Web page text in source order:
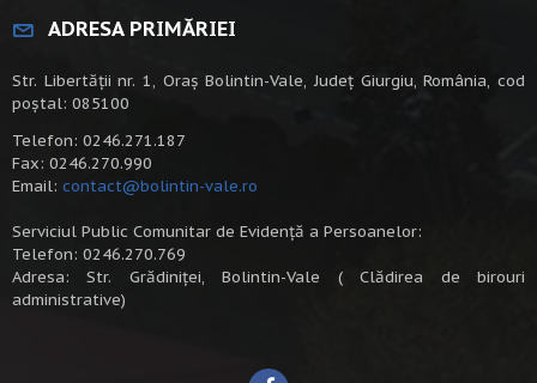
ADRESA PRIMĂRIEI
Str. Libertății nr. 1, Oraș Bolintin-Vale, Județ Giurgiu, România, cod
poștal: 085100
Telefon: 0246.271.187
Fax: 0246.270.990
Email: contact@bolintin-vale.ro
Serviciul Public Comunitar de Evidență a Persoanelor:
Telefon: 0246.270.769
Adresa: Str. Grădiniței, Bolintin-Vale ( Clădirea de birouri
administrative)